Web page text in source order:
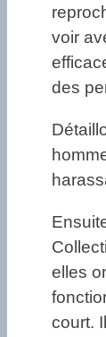
voir
des
elles
court.